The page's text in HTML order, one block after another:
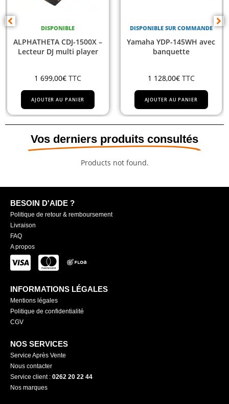
–
DISPONIBLE SUR COMMANDE
Yamaha YDP-145WH avec
banquette
1 128,00
AJOUTER AU PANIER
DISPONIBLE
Yamaha
1 011,00
AJOUTER AU
Vos derniers produits consultés
Products not found.
BESOIN D'AIDE ?
Politique de retour & remboursement
Livraison
FAQ
A propos
INFORMATIONS LÉGALES
Mentions légales
Politique de confidentialité
CGV
NOS SERVICES
Service Après Vente
Nous contacter
Service client : 0262 20 22 44
Nos marques